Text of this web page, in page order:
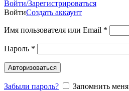
Войти/Зарегистрироваться
ВойтиСоздать аккаунт
Имя пользователя или Email *
Пароль *
Авторизоваться
Забыли пароль?
Запомнить меня